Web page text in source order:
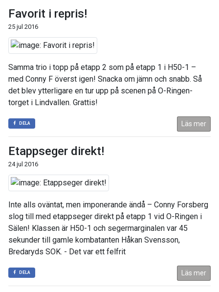
Favorit i repris!
25 jul 2016
Samma trio i topp på etapp 2 som på etapp 1 i H50-1 –
med Conny F överst igen! Snacka om jämn och snabb. Så
det blev ytterligare en tur upp på scenen på O-Ringen-
torget i Lindvallen. Grattis!
DELA Läs mer
Etappseger direkt!
24 jul 2016
Inte alls oväntat, men imponerande ändå – Conny Forsberg
slog till med etappseger direkt på etapp 1 vid O-Ringen i
Sälen! Klassen är H50-1 och segermarginalen var 45
sekunder till gamle kombatanten Håkan Svensson,
Bredaryds SOK. - Det var ett felfrit
DELA Läs mer